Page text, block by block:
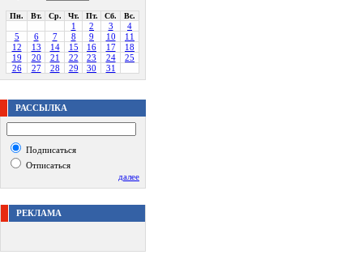
Пн. Вт. Ср. Чт. Пт. Сб. Вс.
1 2 3
4
5
6 7 8 9 10
11
12
13 14 15 16 17
18
19
20 21 22 23 24
25
26
27 28 29 30 31
РАССЫЛКА
Подписаться
Отписаться
далее
РЕКЛАМА